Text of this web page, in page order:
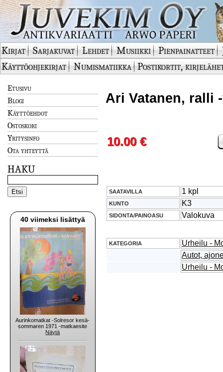
Kirjat Sarjakuvat Lehdet Musiikki Pienpainatteet
Käyttöohjekirjat
Numismatiikka Postikortit,
Etusivu
Blogi
Käyttöehdot
Ostoskori
Yritysinfo
Ota yhteyttä
HAKU
40 viimeksi lisättyä
Aurinkomatkat -Solresor kesä-
sommaren 1971 -matkaesite
Näytä
Ari Vatanen, ralli
10.00 €
SAATAVILLA 1 kpl
KUNTO K3
SIDONTA/PAINOASU Valokuva
KATEGORIA
Urheilu -
Autot,
Urheilu -